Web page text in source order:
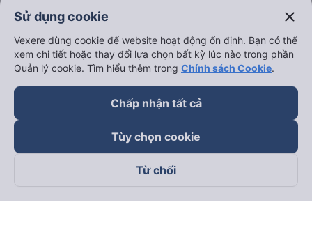
Sử dụng cookie close
Vexere dùng cookie để website hoạt động ổn định. Bạn có thể
xem chi tiết hoặc thay đổi lựa chọn bất kỳ lúc nào trong phần
Quản lý cookie. Tìm hiểu thêm trong Chính sách Cookie.
Chấp nhận tất cả
Tùy chọn cookie
Từ chối